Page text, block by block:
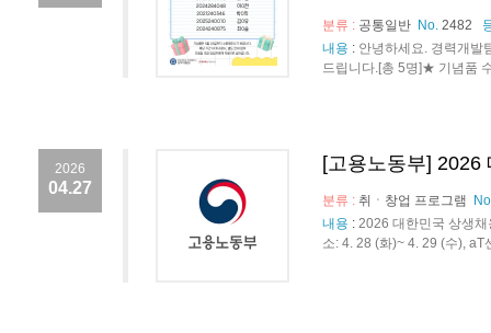
분류 : 공통일반 No. 2482
내용 : 안녕하세요. 경력개발
드립니다.[총 5명]★ 기념품
2026
04.27
[고용노동부] 2026
분류 : 취ㆍ창업 프로그램
내용 : 2026 대한민국 상생
소: 4. 28 (화)~ 4. 29 (수),